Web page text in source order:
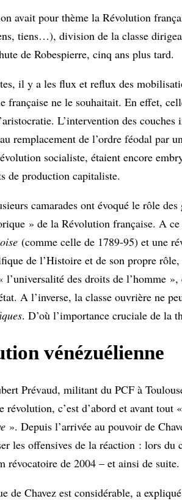
avait pour thème la Révolution
tiens…), division de la classe
de Robespierre, cinq ans plus tard.
il y a les flux et reflux des
française ne le souhaitait. En effet,
L’intervention des
remplacement de l’ordre féodal par
socialiste, étaient encore
de production capitaliste.
camarades ont évoqué le rôle
» de la Révolution française. A
(comme celle de 1789-95) et une
de l’Histoire et de son propre
l’universalité des droits de l’homme »,
A l’inverse, la classe ouvrière ne
. D’où l’importance cruciale de la
vénézuélienne
Prévaud, militant du PCF à
révolution, c’est d’abord et avant tout «
». Depuis l’arrivée au pouvoir de
les offensives de la réaction : lors
révocatoire de 2004 – et ainsi de suite.
de Chavez est considérable, a